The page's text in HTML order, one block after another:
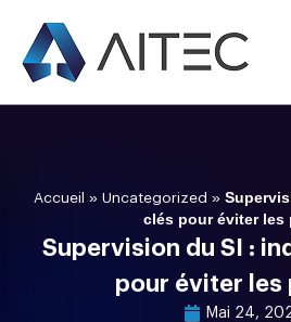
Accueil » Uncategorized »
clés pour éviter les
Supervision du SI :
pour éviter les
Mai 24,